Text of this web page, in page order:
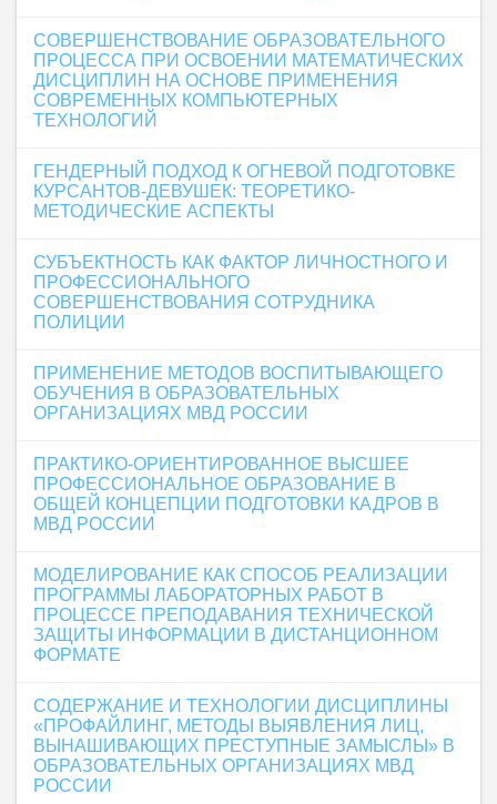
СОВЕРШЕНСТВОВАНИЕ ОБРАЗОВАТЕЛЬНОГО
ПРОЦЕССА ПРИ ОСВОЕНИИ МАТЕМАТИЧЕСКИХ
ДИСЦИПЛИН НА ОСНОВЕ ПРИМЕНЕНИЯ
СОВРЕМЕННЫХ КОМПЬЮТЕРНЫХ
ТЕХНОЛОГИЙ
ГЕНДЕРНЫЙ ПОДХОД К ОГНЕВОЙ ПОДГОТОВКЕ
КУРСАНТОВ-ДЕВУШЕК: ТЕОРЕТИКО-
МЕТОДИЧЕСКИЕ АСПЕКТЫ
СУБЪЕКТНОСТЬ КАК ФАКТОР ЛИЧНОСТНОГО И
ПРОФЕССИОНАЛЬНОГО
СОВЕРШЕНСТВОВАНИЯ СОТРУДНИКА
ПОЛИЦИИ
ПРИМЕНЕНИЕ МЕТОДОВ ВОСПИТЫВАЮЩЕГО
ОБУЧЕНИЯ В ОБРАЗОВАТЕЛЬНЫХ
ОРГАНИЗАЦИЯХ МВД РОССИИ
ПРАКТИКО-ОРИЕНТИРОВАННОЕ ВЫСШЕЕ
ПРОФЕССИОНАЛЬНОЕ ОБРАЗОВАНИЕ В
ОБЩЕЙ КОНЦЕПЦИИ ПОДГОТОВКИ КАДРОВ В
МВД РОССИИ
МОДЕЛИРОВАНИЕ КАК СПОСОБ РЕАЛИЗАЦИИ
ПРОГРАММЫ ЛАБОРАТОРНЫХ РАБОТ В
ПРОЦЕССЕ ПРЕПОДАВАНИЯ ТЕХНИЧЕСКОЙ
ЗАЩИТЫ ИНФОРМАЦИИ В ДИСТАНЦИОННОМ
ФОРМАТЕ
СОДЕРЖАНИЕ И ТЕХНОЛОГИИ ДИСЦИПЛИНЫ
«ПРОФАЙЛИНГ, МЕТОДЫ ВЫЯВЛЕНИЯ ЛИЦ,
ВЫНАШИВАЮЩИХ ПРЕСТУПНЫЕ ЗАМЫСЛЫ» В
ОБРАЗОВАТЕЛЬНЫХ ОРГАНИЗАЦИЯХ МВД
РОССИИ